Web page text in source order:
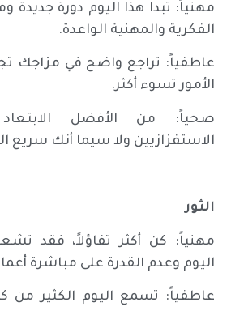
مهنياً: تبدا هذا اليوم دورة جديدة
الفكرية والمهنية الواعدة.
عاطفياً: تراجع واضح في مزاجك
الأمور تسوء أكثر.
صحياً: من الأفضل
الاستفزازيين ولا سيما أنك
الثور
مهنياً: كن أكثر تفاؤلاً، فقد
اليوم وعدم القدرة على مباشرة
عاطفياً: تسمع اليوم الكثير من